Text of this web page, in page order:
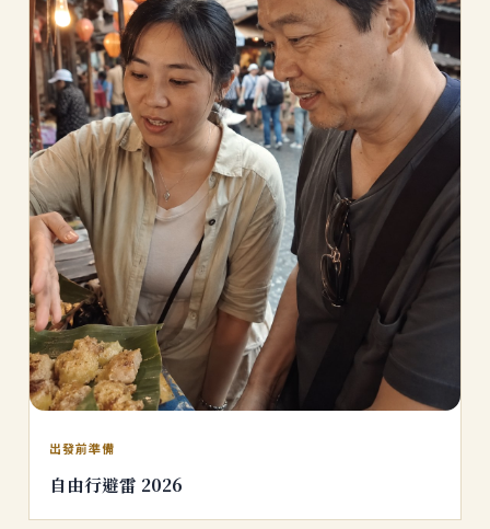
出發前準備
自由行避雷 2026